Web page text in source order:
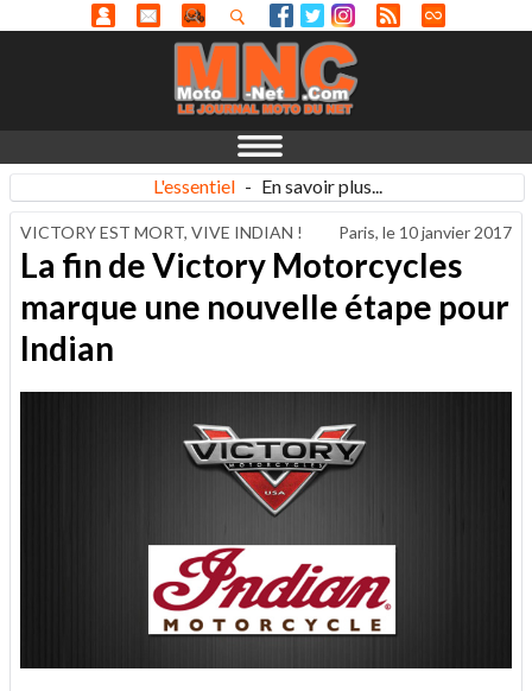
L'essentiel - En savoir plus...
VICTORY EST MORT, VIVE INDIAN ! Paris, le 10 janvier 2017
La fin de Victory Motorcycles
marque une nouvelle étape pour
Indian